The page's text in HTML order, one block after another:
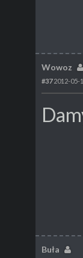
Wowoz
#372012-05-
Buła